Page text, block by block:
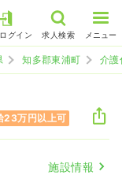
グイン 求人検索 メニュー
知多郡東浦町 介護
23万円以上可
施設情報